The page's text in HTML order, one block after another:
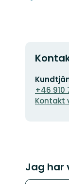
E-
+46 910
Kontakt
Jag har